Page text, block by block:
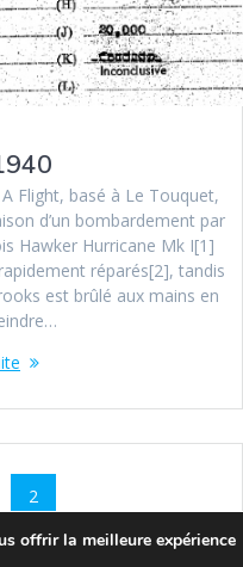
basé à Le Touquet,
d’un bombardement par
Hawker Hurricane Mk I[1]
réparés[2], tandis
est brûlé aux mains en
2
offrir la meilleure expérience